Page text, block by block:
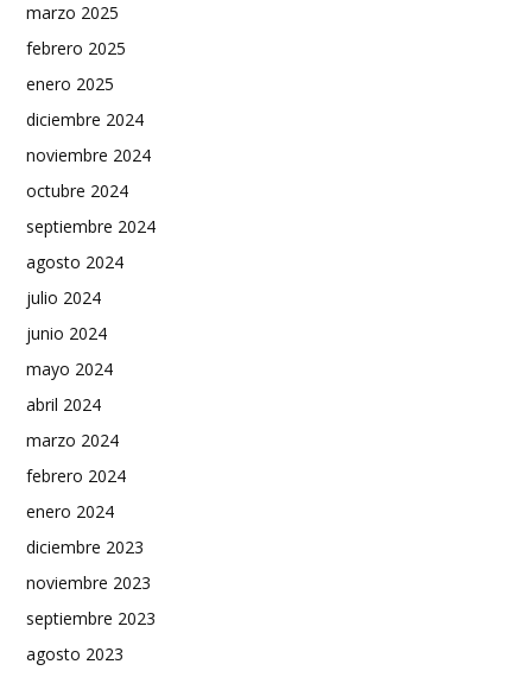
marzo 2025
febrero 2025
enero 2025
diciembre 2024
noviembre 2024
octubre 2024
septiembre 2024
agosto 2024
julio 2024
junio 2024
mayo 2024
abril 2024
marzo 2024
febrero 2024
enero 2024
diciembre 2023
noviembre 2023
septiembre 2023
agosto 2023